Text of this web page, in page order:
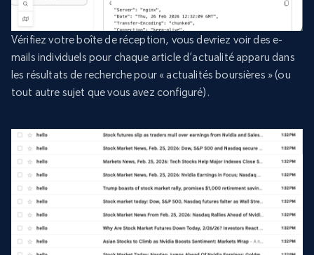
Vérifiez votre boîte de réception, vous devriez voir des e-
mails individuels pour chaque article d’actualité apparu dans
les résultats de recherche pour « actualités boursières » (ou
tout autre sujet que vous avez configuré).